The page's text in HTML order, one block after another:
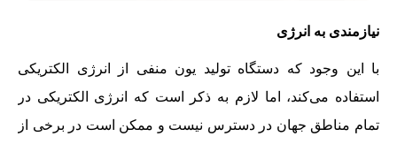
نیازمندی به انرژی
با این وجود که دستگاه تولید یون منفی از انرژی الکتریکی
استفاده می‌کند، اما لازم به ذکر است که انرژی الکتریکی در
تمام مناطق جهان در دسترس نیست و ممکن است در برخی از